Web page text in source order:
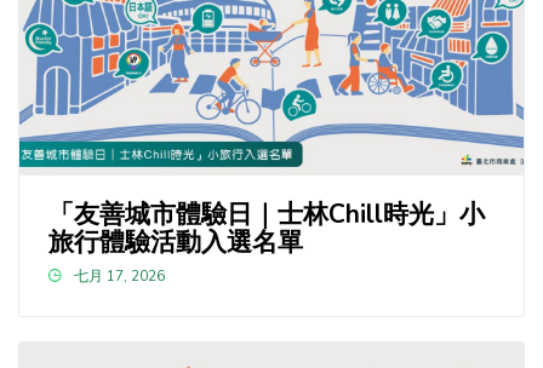
「友善城市體驗日｜士林Chill時光」小
旅行體驗活動入選名單
七月 17, 2026